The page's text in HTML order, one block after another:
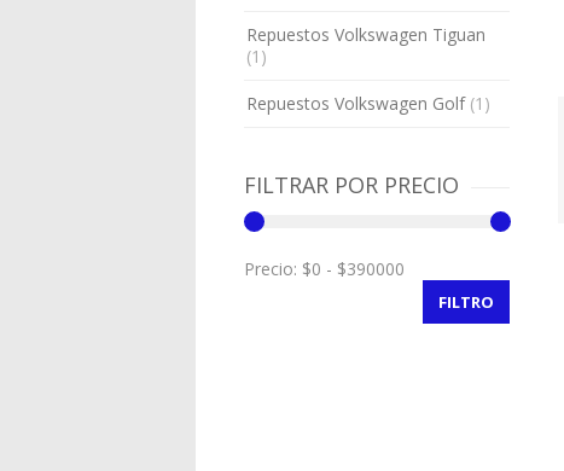
Repuestos Volkswagen Tiguan
(1)
Repuestos Volkswagen Golf (1)
FILTRAR POR PRECIO
Precio:
FILTRO